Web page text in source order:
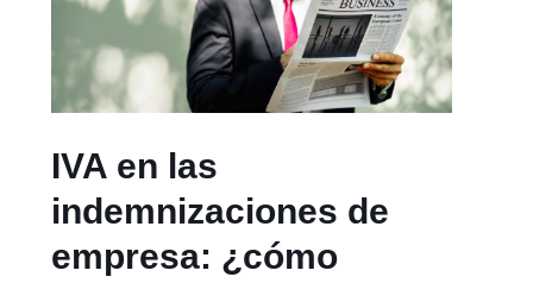
IVA en las
indemnizaciones de
empresa: ¿cómo